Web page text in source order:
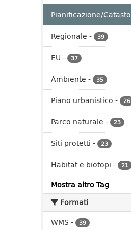
Pianificazione/Catasto
Regionale - 39
EU - 37
Ambiente - 35
Piano urbanistico - 26
Parco naturale - 23
Siti protetti - 23
Habitat e biotopi - 21
Mostra altro Tag
Formati
WMS - 39